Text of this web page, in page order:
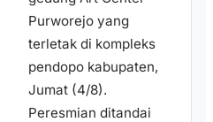
Purworejo yang
terletak di kompleks
pendopo kabupaten,
Jumat (4/8).
Peresmian ditandai